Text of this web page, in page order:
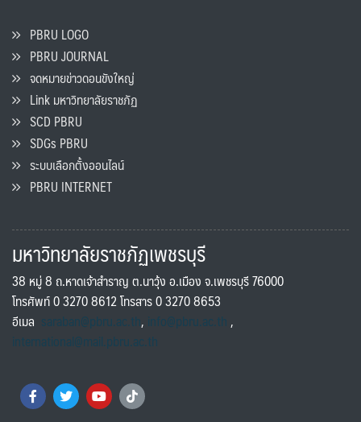
PBRU LOGO
PBRU JOURNAL
จดหมายข่าวดอนขังใหญ่
Link มหาวิทยาลัยราชภัฏ
SCD PBRU
SDGs PBRU
ระบบเลือกตั้งออนไลน์
PBRU INTERNET
มหาวิทยาลัยราชภัฏเพชรบุรี
38 หมู่ 8 ถ.หาดเจ้าสำราญ ต.นาวุ้ง อ.เมือง จ.เพชรบุรี 76000
โทรศัพท์ 0 3270 8612 โทรสาร 0 3270 8653
อีเมล saraban@pbru.ac.th, info@pbru.ac.th,
international@mail.pbru.ac.th